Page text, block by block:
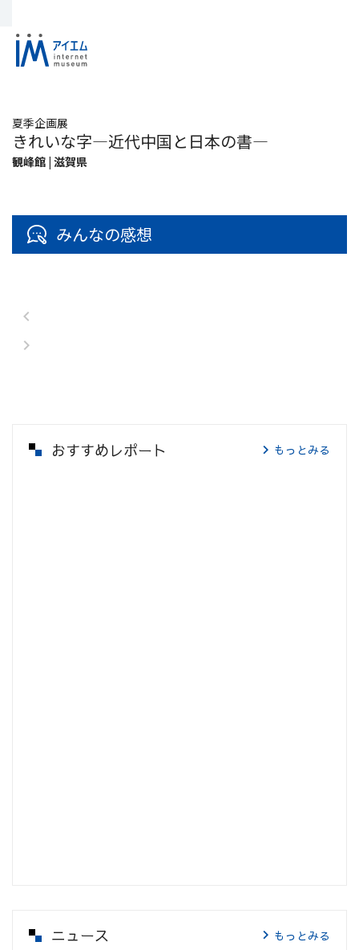
夏季企画展
きれいな字―近代中国と日本の書―
観峰館 | 滋賀県
みんなの感想
おすすめレポート もっとみる
ニュース もっとみる